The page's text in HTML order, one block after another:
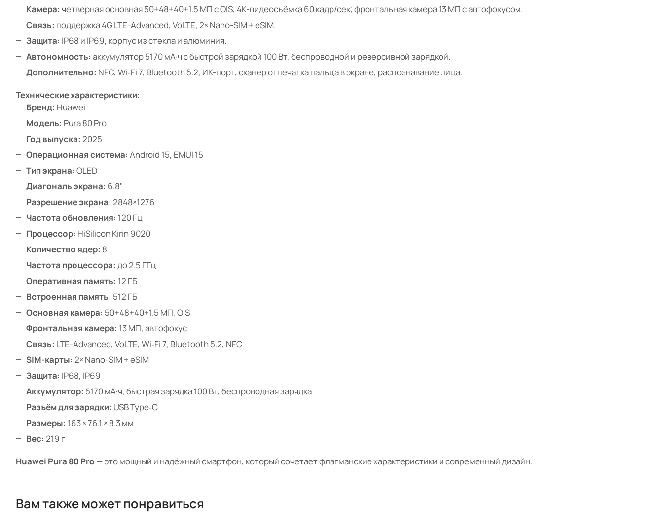
Камера: четверная основная 50+48+40+1.5 МП с OIS, 4K-видеосъёмка 60 кадр/сек; фронтальная камера 13 МП с автофокусом.
Связь: поддержка 4G LTE-Advanced, VoLTE, 2× Nano-SIM + eSIM.
Защита: IP68 и IP69, корпус из стекла и алюминия.
Автономность: аккумулятор 5170 мА·ч с быстрой зарядкой 100 Вт, беспроводной и реверсивной зарядкой.
Дополнительно: NFC, Wi‑Fi 7, Bluetooth 5.2, ИК-порт, сканер отпечатка пальца в экране, распознавание лица.
Технические характеристики:
Бренд: Huawei
Модель: Pura 80 Pro
Год выпуска: 2025
Операционная система: Android 15, EMUI 15
Тип экрана: OLED
Диагональ экрана: 6.8"
Разрешение экрана: 2848×1276
Частота обновления: 120 Гц
Процессор: HiSilicon Kirin 9020
Количество ядер: 8
Частота процессора: до 2.5 ГГц
Оперативная память: 12 ГБ
Встроенная память: 512 ГБ
Основная камера: 50+48+40+1.5 МП, OIS
Фронтальная камера: 13 МП, автофокус
Связь: LTE-Advanced, VoLTE, Wi‑Fi 7, Bluetooth 5.2, NFC
SIM-карты: 2× Nano-SIM + eSIM
Защита: IP68, IP69
Аккумулятор: 5170 мА·ч, быстрая зарядка 100 Вт, беспроводная зарядка
Разъём для зарядки: USB Type‑C
Размеры: 163 × 76.1 × 8.3 мм
Вес: 219 г
Huawei Pura 80 Pro — это мощный и надёжный смартфон, который сочетает флагманские характеристики и современный дизайн.
Вам также может понравиться